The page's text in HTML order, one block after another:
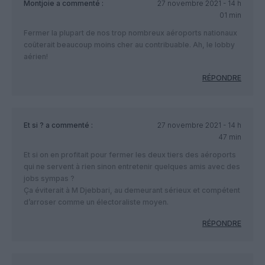
Montjoie a commenté :
27 novembre 2021 - 14 h
01 min
Fermer la plupart de nos trop nombreux aéroports nationaux
coûterait beaucoup moins cher au contribuable. Ah, le lobby
aérien!
RÉPONDRE
Et si ? a commenté :
27 novembre 2021 - 14 h
47 min
Et si on en profitait pour fermer les deux tiers des aéroports
qui ne servent à rien sinon entretenir quelques amis avec des
jobs sympas ?
Ça éviterait à M Djebbari, au demeurant sérieux et compétent
d’arroser comme un électoraliste moyen.
RÉPONDRE